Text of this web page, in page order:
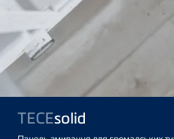
TECEsolid